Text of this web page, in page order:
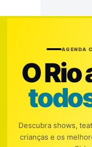
AGENDA
O
Descubra shows,
crianças e os